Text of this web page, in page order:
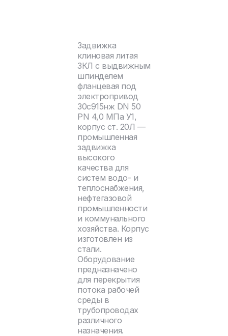
Задвижка
клиновая литая
ЗКЛ с выдвижным
шпинделем
фланцевая под
электропривод
30с915нж DN 50
PN 4,0 МПа У1,
корпус ст. 20Л —
промышленная
задвижка
высокого
качества для
систем водо- и
теплоснабжения,
нефтегазовой
промышленности
и коммунального
хозяйства. Корпус
изготовлен из
стали.
Оборудование
предназначено
для перекрытия
потока рабочей
среды в
трубопроводах
различного
назначения.